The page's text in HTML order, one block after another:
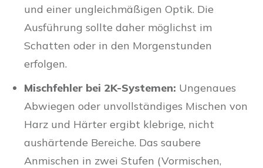
und einer ungleichmäßigen Optik. Die
Ausführung sollte daher möglichst im
Schatten oder in den Morgenstunden
erfolgen.
Mischfehler bei 2K-Systemen: Ungenaues
Abwiegen oder unvollständiges Mischen von
Harz und Härter ergibt klebrige, nicht
aushärtende Bereiche. Das saubere
Anmischen in zwei Stufen (Vormischen,